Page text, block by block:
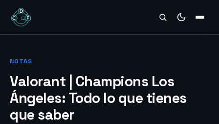
REVIEWS
NOTAS
Valorant | Champions Los
Ángeles: Todo lo que tienes
que saber